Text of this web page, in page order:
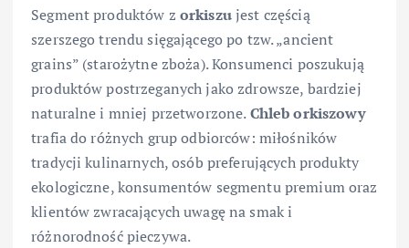
Segment produktów z orkiszujest częścią
szerszego trendu sięgającego po tzw. „ancient
grains” (starożytne zboża). Konsumenci poszukują
produktów postrzeganych jako zdrowsze, bardziej
naturalne i mniej przetworzone.Chleb orkiszowy
trafia do różnych grup odbiorców: miłośników
tradycji kulinarnych, osób preferujących produkty
ekologiczne, konsumentów segmentu premium oraz
klientów zwracających uwagę na smak i
różnorodność pieczywa.